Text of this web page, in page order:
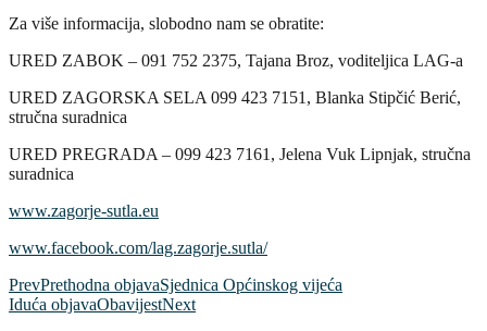
Za više informacija, slobodno nam se obratite:
URED ZABOK – 091 752 2375, Tajana Broz, voditeljica LAG-a
URED ZAGORSKA SELA 099 423 7151, Blanka Stipčić Berić,
stručna suradnica
URED PREGRADA – 099 423 7161, Jelena Vuk Lipnjak, stručna
suradnica
www.zagorje-sutla.eu
www.facebook.com/lag.zagorje.sutla/
PrevPrethodna objavaSjednica Općinskog vijeća
Iduća objavaObavijestNext